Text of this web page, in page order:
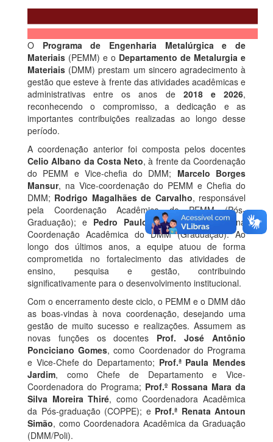
O Programa de Engenharia Metalúrgica e de
Materiais (PEMM) e o Departamento de Metalurgia e
Materiais (DMM) prestam um sincero agradecimento à
gestão que esteve à frente das atividades acadêmicas e
administrativas entre os anos de 2018 e 2026,
reconhecendo o compromisso, a dedicação e as
importantes contribuições realizadas ao longo desse
período.
A coordenação anterior foi composta pelos docentes
Celio Albano da Costa Neto, à frente da Coordenação
do PEMM e Vice-chefia do DMM; Marcelo Borges
Mansur, na Vice-coordenação do PEMM e Chefia do
DMM; Rodrigo Magalhães de Carvalho, responsável
pela Coordenação Acadêmica do PEMM (Pós-
Graduação); e Pedro Paulo Medeiros Ribeiro, na
Coordenação Acadêmica do DMM (Graduação). Ao
longo dos últimos anos, a equipe atuou de forma
comprometida no fortalecimento das atividades de
ensino, pesquisa e gestão, contribuindo
significativamente para o desenvolvimento institucional.
Com o encerramento deste ciclo, o PEMM e o DMM dão
as boas-vindas à nova coordenação, desejando uma
gestão de muito sucesso e realizações. Assumem as
novas funções os docentes Prof. José Antônio
Ponciciano Gomes, como Coordenador do Programa
e Vice-Chefe do Departamento; Prof.ª Paula Mendes
Jardim, como Chefe de Departamento e Vice-
Coordenadora do Programa; Prof.º Rossana Mara da
Silva Moreira Thiré, como Coordenadora Acadêmica
da Pós-graduação (COPPE); e Prof.ª Renata Antoun
Simão, como Coordenadora Acadêmica da Graduação
(DMM/Poli).